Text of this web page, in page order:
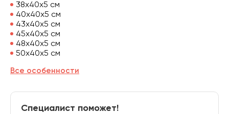
38х40х5 см
40х40х5 см
43х40х5 см
45х40х5 см
48х40х5 см
50х40х5 см
Все особенности
Специалист поможет!